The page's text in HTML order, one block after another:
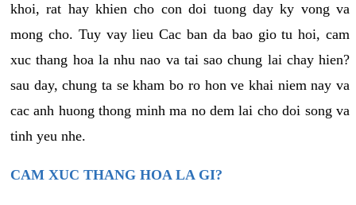
khoi, rat hay khien cho con doi tuong day ky vong va
mong cho. Tuy vay lieu Cac ban da bao gio tu hoi, cam
xuc thang hoa la nhu nao va tai sao chung lai chay hien?
sau day, chung ta se kham bo ro hon ve khai niem nay va
cac anh huong thong minh ma no dem lai cho doi song va
tinh yeu nhe.
CAM XUC THANG HOA LA GI?